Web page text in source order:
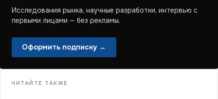
Исследования рынка, научные разработки, интервью с
первыми лицами — без рекламы.
Оформить подписку →
ЧИТАЙТЕ ТАКЖЕ